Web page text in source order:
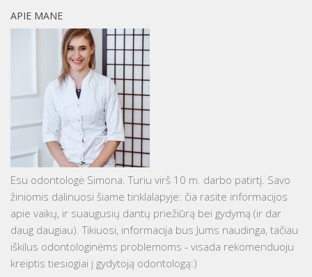
APIE MANE
Esu odontologė Simona. Turiu virš 10 m. darbo patirtį. Savo
žiniomis dalinuosi šiame tinklalapyje: čia rasite informacijos
apie vaikų, ir suaugusių dantų priežiūrą bei gydymą (ir dar
daug daugiau). Tikiuosi, informacija bus Jums naudinga, tačiau
iškilus odontologinėms problemoms - visada rekomenduoju
kreiptis tiesiogiai į gydytoją odontologą:)